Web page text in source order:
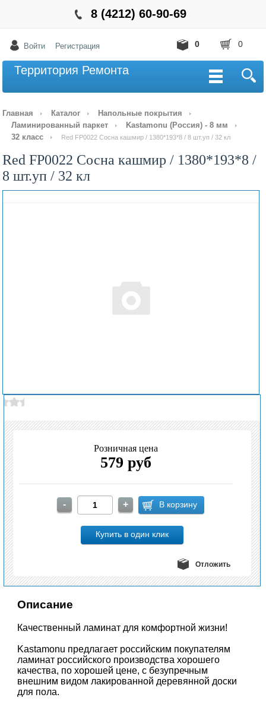
8 (4212) 60-90-69
Войти Регистрация 0
0
Территория Ремонта
Главная Каталог
Напольные покрытия
Ламинированный паркет
Kastamonu (Росcия) - 8 мм
32 класс
Red FP0022 Сосна кашмир / 1380*193*8 / 8 шт.уп / 32 кл
Red FP0022 Сосна кашмир / 1380*193*8 /
8 шт.уп / 32 кл
Розничная цена
579 руб
Отложить
Описание
Качественный ламинат для комфортной жизни!
Kastamonu предлагает российским покупателям
ламинат российского производства хорошего
качества, по хорошей цене, с безупречным
внешним видом лакированной деревянной доски
для пола.